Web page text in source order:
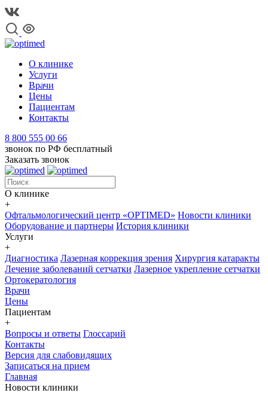
О клинике
Услуги
Врачи
Цены
Пациентам
Контакты
8 800 555 00 66
звонок по РФ бесплатный
Заказать звонок
О клинике
+
Офтальмологический центр «OPTIMED» Новости клиники
Оборудование и партнеры История клиники
Услуги
+
Диагностика Лазерная коррекция зрения Хирургия катаракты
Лечение заболеваний сетчатки Лазерное укрепление сетчатки
Ортокератология
Врачи
Цены
Пациентам
+
Вопросы и ответы Глоссарий
Контакты
Версия для слабовидящих
Записаться на прием
Главная
Новости клиники